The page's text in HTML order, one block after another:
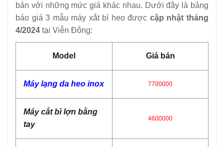
bán với những mức giá khác nhau. Dưới đây là bảng
báo giá 3 mẫu máy xắt bì heo được cập nhật tháng
4/2024 tại Viễn Đông:
Model Giá bán
Máy lạng da heo inox 7700000
Máy cắt bì lợn bằng
tay
4600000